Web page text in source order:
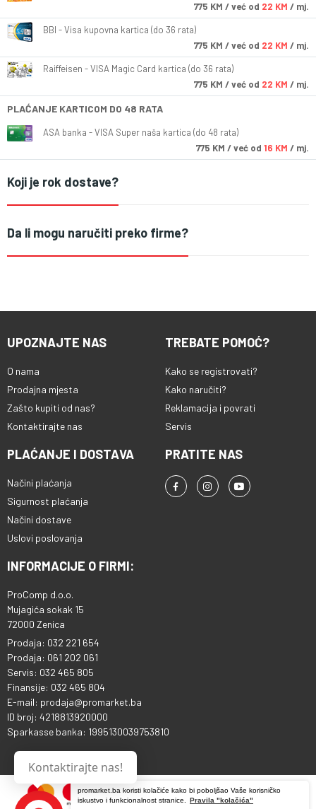
promarket.ba koristi kolačiće kako bi poboljšao Vaše korisničko
iskustvo i funkcionalnost stranice.
Pravila "kolačića"
775 KM / već od 22 KM / mj.
BBI - Visa kupovna kartica (do 36 rata)
775 KM / već od 22 KM / mj.
Raiffeisen - VISA Magic Card kartica (do 36 rata)
775 KM / već od 22 KM / mj.
PLAĆANJE KARTICOM DO 48 RATA
ASA banka - VISA Super naša kartica (do 48 rata)
775 KM / već od 16 KM / mj.
Koji je rok dostave?
Da li mogu naručiti preko firme?
UPOZNAJTE NAS
O nama
Prodajna mjesta
Zašto kupiti od nas?
Kontaktirajte nas
TREBATE POMOĆ?
Kako se registrovati?
Kako naručiti?
Reklamacija i povrati
Servis
PLAĆANJE I DOSTAVA
Načini plaćanja
Sigurnost plaćanja
Načini dostave
Uslovi poslovanja
PRATITE NAS
INFORMACIJE O FIRMI:
ProComp d.o.o.
Mujagića sokak 15
72000 Zenica
Prodaja: 032 221 654
Prodaja: 061 202 061
Servis: 032 465 805
Finansije: 032 465 804
E-mail: prodaja@promarket.ba
ID broj: 4218813920000
Sparkasse banka: 1995130039753810
Kontaktirajte nas!